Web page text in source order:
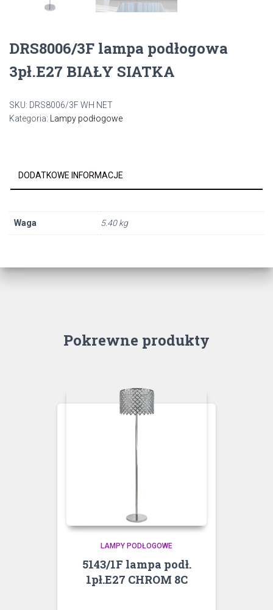
DRS8006/3F lampa podłogowa
3pł.E27 BIAŁY SIATKA
SKU: DRS8006/3F WH NET
Kategoria:
Lampy podłogowe
DODATKOWE INFORMACJE
Waga 5.40 kg
Pokrewne produkty
LAMPY PODŁOGOWE
5143/1F lampa podł.
1pł.E27 CHROM 8C